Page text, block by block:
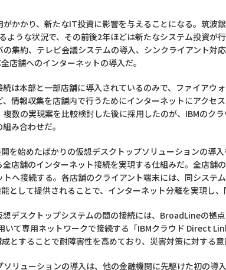
かかり、新たなIT投資に影響を与えることになる。筑波
ような状況で、その前後2年ほどは新たなシステム投資
集約、テレビ会議システムの導入、シンクライアント対
店舗へのインターネットの導入だ。
は本部と一部店舗に導入されているのみで、ファイアウ
情報収集を店舗内で行うためにインターネットにアクセ
数の実現案を比較検討した後に採用したのが、IBMのク
み合わせだ。
を始めたばかりの仮想デスクトップソリューションの導
店舗のインターネット接続を実現する仕組みだ。全店舗
へ接続する。各店舗のクライアント端末には、同システ
として提供されることで、インターネット分離を実現し
想デスクトップシステムの間の接続には、BroadLineの
て専用ネットワークで接続する「IBMクラウド Direct
とすることで耐障害性を高めており、災害対策に対する
リューションの導入は、他の金融機関に先駆けた初の導